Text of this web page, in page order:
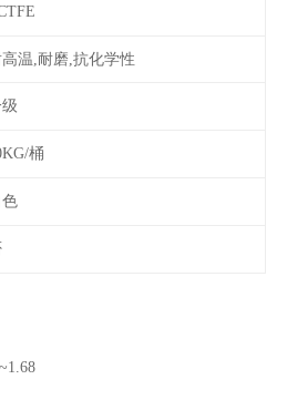
高温,耐磨,抗化学性
桶